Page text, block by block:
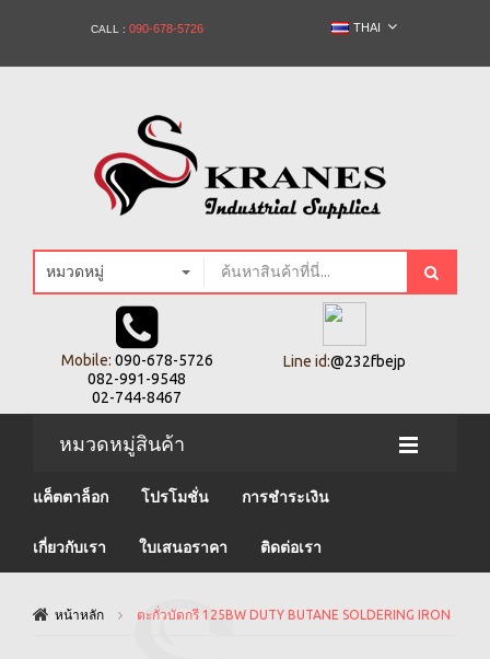
CALL : 090-678-5726 THAI
หมวดหมู่
Mobile: 090-678-5726
082-991-9548
02-744-8467
Line id:@232fbejp
หมวดหมู่สินค้า
แค็ตตาล็อก โปรโมชั่น การชำระเงิน
เกี่ยวกับเรา ใบเสนอราคา ติดต่อเรา
หน้าหลัก ตะกั่วบัดกรี 125BW DUTY BUTANE SOLDERING IRON